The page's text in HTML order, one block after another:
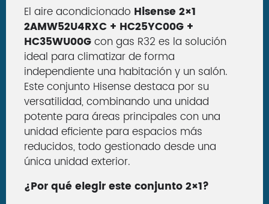
El aire acondicionado Hisense 2×1
2AMW52U4RXC + HC25YC00G +
HC35WU00Gcon gas R32 es la solución
ideal para climatizar de forma
independiente una habitación y un salón.
Este conjunto Hisense destaca por su
versatilidad, combinando una unidad
potente para áreas principales con una
unidad eficiente para espacios más
reducidos, todo gestionado desde una
única unidad exterior.
¿Por qué elegir este conjunto 2×1?